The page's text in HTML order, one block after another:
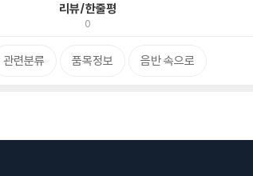
리뷰/한줄평
0
관련분류 품목정보 음반 속으로